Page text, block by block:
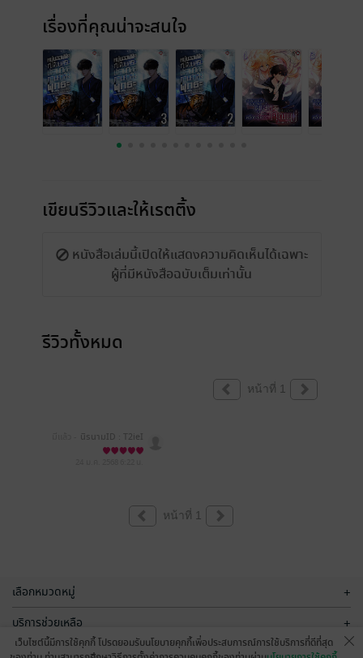
เรื่องที่คุณน่าจะสนใจ
เขียนรีวิวและให้เรตติ้ง
หนังสือเล่มนี้เปิดให้แสดงความคิดเห็นได้เฉพาะ
ผู้ที่มีหนังสือฉบับเต็มเท่านั้น
รีวิวทั้งหมด
หน้าที่ 1
นิรนามID : T2ieI
ta858
หน้าที่ 1
เลือกหมวดหมู่ +
บริการช่วยเหลือ +
เกี่ยวกับเรา
เว็บไซต์นี้มีการใช้คุกกี้ โปรดยอมรับนโยบายคุกกี้เพื่อประสบการณ์การใช้บริการที่ดีที่สุด